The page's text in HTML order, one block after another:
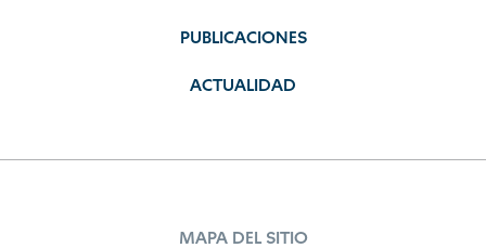
PUBLICACIONES
ACTUALIDAD
MAPA DEL SITIO